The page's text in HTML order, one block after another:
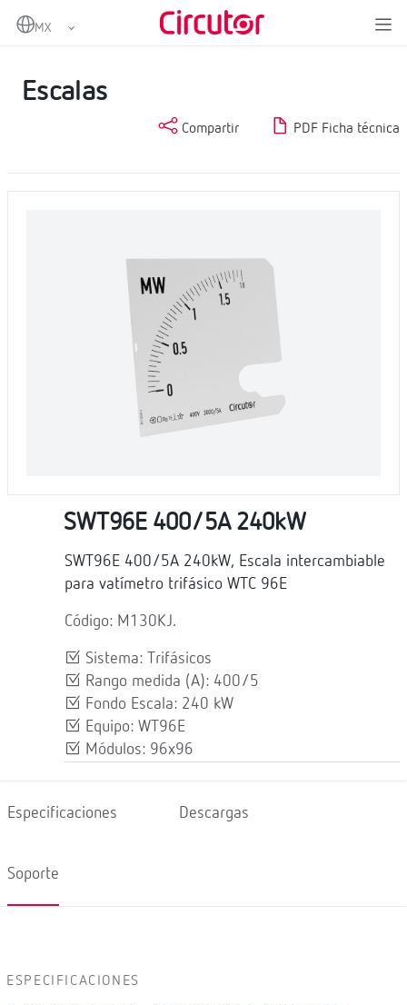
Home Medida y control
Instrumentación analógica
Escalas
Compartir PDF Ficha técnica
SWT96E 400/5A 240kW
SWT96E 400/5A 240kW, Escala intercambiable
para vatímetro trifásico WTC 96E
Código: M130KJ.
Sistema: Trifásicos
Rango medida (A): 400/5
Fondo Escala: 240 kW
Equipo: WT96E
Módulos: 96x96
Especificaciones Descargas
Soporte
ESPECIFICACIONES